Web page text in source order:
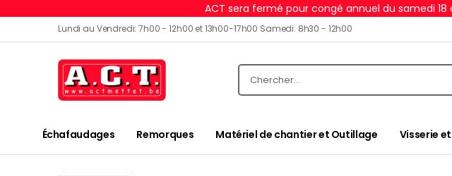
ACT sera fermé pour congé annuel du samedi
Lundi au Vendredi: 7h00 - 12h00 et 13h00-17h00 Samedi: 8h30 - 12h00
Échafaudages Remorques Matériel de chantier et Outillage Visserie